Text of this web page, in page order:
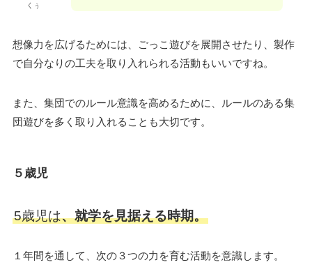
くぅ
想像力を広げるためには、ごっこ遊びを展開させたり、製作
で自分なりの工夫を取り入れられる活動もいいですね。
また、集団でのルール意識を高めるために、ルールのある集
団遊びを多く取り入れることも大切です。
５歳児
5歳児は、就学を見据える時期。
１年間を通して、次の３つの力を育む活動を意識します。